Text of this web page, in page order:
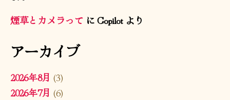
煙草とカメラってにCopilotより
アーカイブ
2026年8月 (3)
2026年7月 (6)